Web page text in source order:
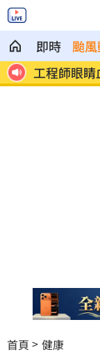
即時 颱
者
工程師眼
首頁 健康